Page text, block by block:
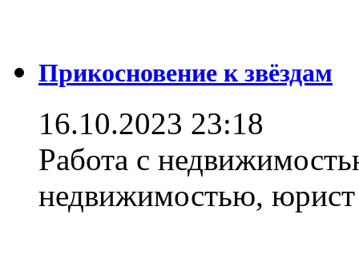
Прикосновение к звёздам
16.10.2023 23:18
Работа с
недвижимостью,